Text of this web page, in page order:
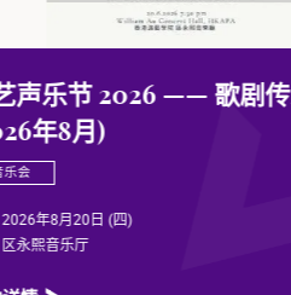
—— 歌剧传承之夜